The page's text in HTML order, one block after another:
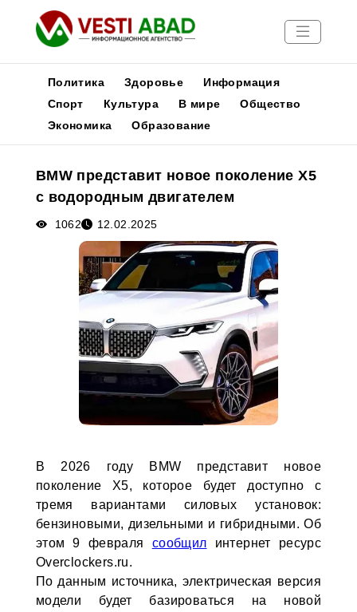
Новости
Медиа
Афиша
Политика Здоровье
Информация
Спорт
Культура В мире
Общество
Экономика
Образование
BMW представит новое поколение X5
с водородным двигателем
1062 12.02.2025
В 2026 году BMW представит новое
поколение X5, которое будет доступно с
тремя вариантами силовых установок:
бензиновыми, дизельными и гибридными. Об
этом 9 февраля сообщил интернет ресурс
Overclockers.ru.
По данным источника, электрическая версия
модели будет базироваться на новой